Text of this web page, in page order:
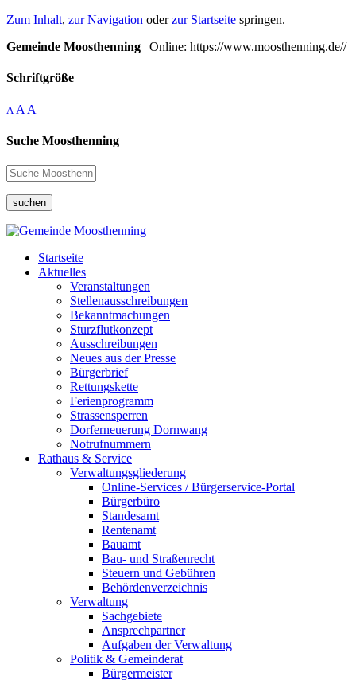
Zum Inhalt, zur Navigation oderzur Startseite springen.
Gemeinde Moosthenning | Online: https://www.moosthenning.de//
Schriftgröße
A A A
Suche Moosthenning
suchen
Startseite
Aktuelles
Veranstaltungen
Stellenausschreibungen
Bekanntmachungen
Sturzflutkonzept
Ausschreibungen
Neues aus der Presse
Bürgerbrief
Rettungskette
Ferienprogramm
Strassensperren
Dorferneuerung Dornwang
Notrufnummern
Rathaus & Service
Verwaltungsgliederung
Online-Services / Bürgerservice-Portal
Bürgerbüro
Standesamt
Rentenamt
Bauamt
Bau- und Straßenrecht
Steuern und Gebühren
Behördenverzeichnis
Verwaltung
Sachgebiete
Ansprechpartner
Aufgaben der Verwaltung
Politik & Gemeinderat
Bürgermeister